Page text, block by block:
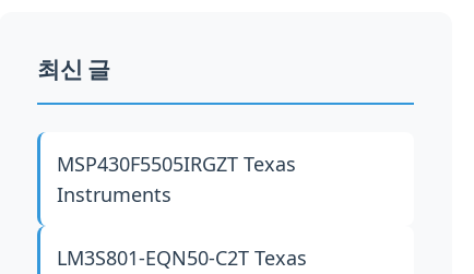
최신 글
MSP430F5505IRGZTTexas
Instruments
LM3S801-EQN50-C2TTexas